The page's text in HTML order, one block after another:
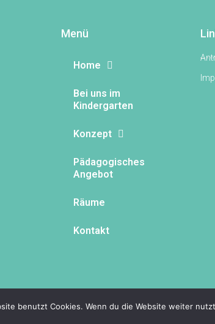
Menü
Home
Bei uns im
Kindergarten
Konzept
Pädagogisches
Angebot
Räume
Kontakt
benutzt Cookies. Wenn du die Website weiter